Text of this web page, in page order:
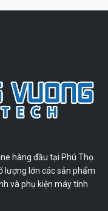
hàng đầu tại Phú Thọ.
lượng lớn các sản phẩm
và phụ kiện máy tính